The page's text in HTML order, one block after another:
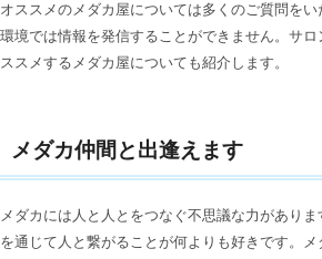
オススメのメダカ屋については多くのご質問を
環境では情報を発信することができません。サ
ススメするメダカ屋についても紹介します。
メダカ仲間と出逢えます
メダカには人と人とをつなぐ不思議な力があり
を通じて人と繋がることが何よりも好きです。